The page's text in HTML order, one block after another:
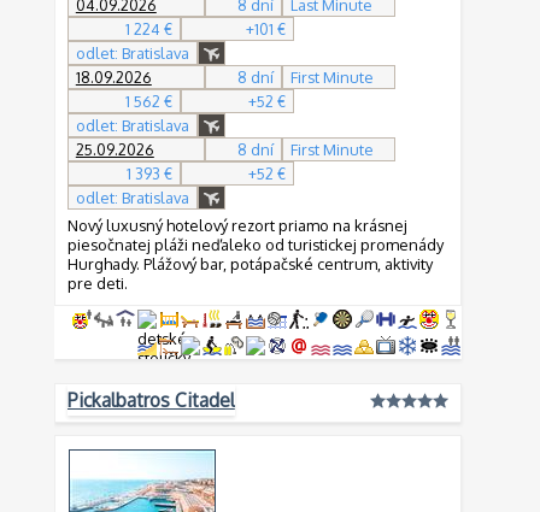
04.09.2026
8 dní
Last Minute
1 224 €
+101 €
odlet: Bratislava
18.09.2026
8 dní
First Minute
1 562 €
+52 €
odlet: Bratislava
25.09.2026
8 dní
First Minute
1 393 €
+52 €
odlet: Bratislava
Nový luxusný hotelový rezort priamo na krásnej
piesočnatej pláži neďaleko od turistickej promenády
Hurghady. Plážový bar, potápačské centrum, aktivity
pre deti.
Pickalbatros Citadel